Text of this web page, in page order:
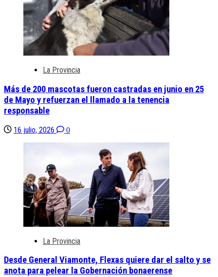
La Provincia
Más de 200 mascotas fueron castradas en junio en 25
de Mayo y refuerzan el llamado a la tenencia
responsable
16 julio, 2026 0
La Provincia
Desde General Viamonte, Flexas quiere dar el salto y se
anota para pelear la Gobernación bonaerense